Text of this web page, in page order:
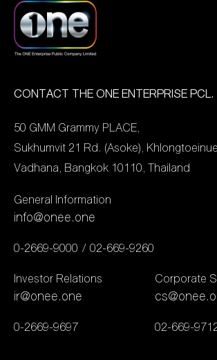
เหลือเยียวยาให้กับพนักงาน
ที่ได้รับผลกระทบ โดยได้รับ
เกียรติจาก คุณถกลเกียรติ
บริหารกลุ่ม บริษัท เดอะ วัน
(มหาชน) พร้อมด้วย คุณ
สมศรี พฤทธิพันธุ์ ประธาน
เจ้าหน้าที่บริหารองค์กร เป็น
ตัวแทนมอบเงินให้แก่
พนักงานในกลุ่ม เดอะ วัน
ระทบจากเหตุการณ์น้ำท่วม
ดังกล่าว จำนวน 2 ท่าน
ได้แก่ นางสาวธริญญา บุญ
มาริสา เอ็มเอ็ม ฝ่าย Editor
เตอร์ไพรส์ จ
ที่แรกด้วย โรง
ธาตุทอง ฝ่าย
ศรุต ที่ได้ลงพื้
เล่นเกมกับน้
ขยะที่ถูกต้อง โ
CONTACT THE ONE ENTERPRISE PCL.
50 GMM Grammy PLACE,
Sukhumvit 21 Rd. (Asoke),
Vadhana, Bangkok 10110, Thailand
General Information
info@onee.one
0-2669-9000
02-669-9260
Investor Relations
ir@onee.one
0-2669-9697
Corporate
02-669-